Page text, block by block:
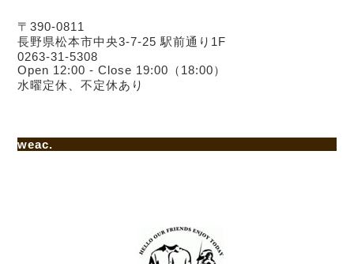
〒390-0811
長野県松本市中央3-7-25 駅前通り1F
0263-31-5308
Open 12:00 - Close 19:00（18:00）
水曜定休、不定休あり
weac.